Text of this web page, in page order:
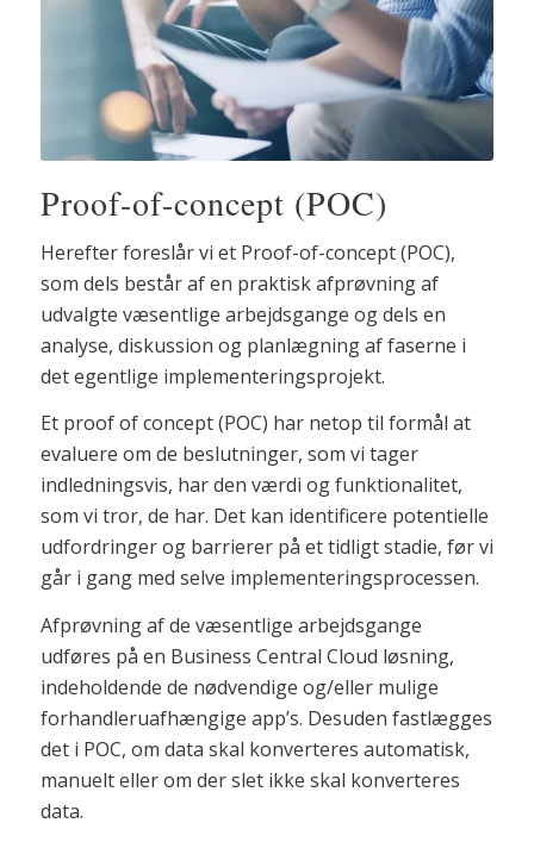
Proof-of-concept (POC)
Herefter foreslår vi et Proof-of-concept (POC),
som dels består af en praktisk afprøvning af
udvalgte væsentlige arbejdsgange og dels en
analyse, diskussion og planlægning af faserne i
det egentlige implementeringsprojekt.
Et proof of concept (POC) har netop til formål at
evaluere om de beslutninger, som vi tager
indledningsvis, har den værdi og funktionalitet,
som vi tror, de har. Det kan identificere potentielle
udfordringer og barrierer på et tidligt stadie, før vi
går i gang med selve implementeringsprocessen.
Afprøvning af de væsentlige arbejdsgange
udføres på en Business Central Cloud løsning,
indeholdende de nødvendige og/eller mulige
forhandleruafhængige app’s. Desuden fastlægges
det i POC, om data skal konverteres automatisk,
manuelt eller om der slet ikke skal konverteres
data.